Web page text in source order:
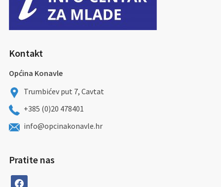
Kontakt
Općina Konavle
Trumbićev put 7, Cavtat
+385 (0)20 478401
info@opcinakonavle.hr
Pratite nas
facebook